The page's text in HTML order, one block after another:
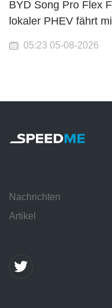
BYD Song Pro Flex
lokaler PHEV fährt
05:23 05-08-2026
Nachrichten
Artikel